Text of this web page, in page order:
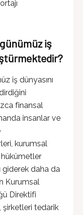
iş
iş dünyasını
finansal
insanlar ve
kurumsal
giderek daha da
Kurumsal
Direktifi
şirketleri tedarik